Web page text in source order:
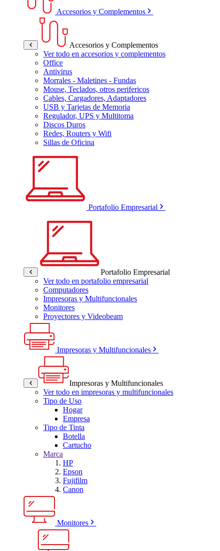
Accesorios y Complementos
Accesorios y Complementos
Ver todo en accesorios y complementos
Office
Antivirus
Morrales - Maletines - Fundas
Mouse, Teclados, otros perifericos
Cables, Cargadores, Adaptadores
USB y Tarjetas de Memoria
Regulador, UPS y Multitoma
Discos Duros
Redes, Routers y Wifi
Sillas de Oficina
Portafolio Empresarial
Portafolio Empresarial
Ver todo en portafolio empresarial
Computadores
Impresoras y Multifuncionales
Monitores
Proyectores y Videobeam
Impresoras y Multifuncionales
Impresoras y Multifuncionales
Ver todo en impresoras y multifuncionales
Tipo de Uso
Hogar
Empresa
Tipo de Tinta
Botella
Cartucho
Marca
HP
Epson
Fujifilm
Canon
Monitores